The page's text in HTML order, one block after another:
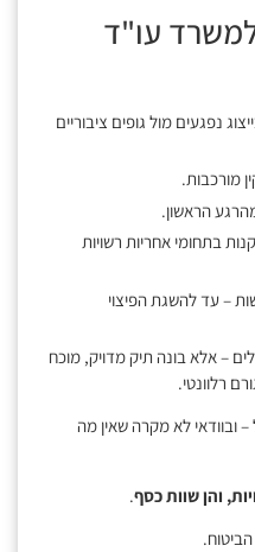
עו"ד
מ־10 שנים בייצוג נפגעים מול גופים ציבוריים
מורכבות.
הראשון.
בתחומי אחריות רשויות
– עד להשגת הפיצוי
– אלא בונה תיק מדויק, מוכח
רלוונטי.
– ובוודאי לא מקרה שאין מה
והן שוות כסף.